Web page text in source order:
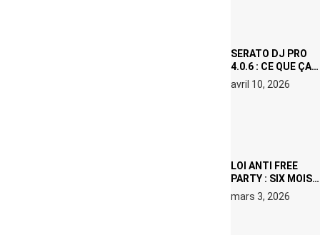
SERATO DJ PRO
4.0.6 : CE QUE ÇA
CHANGE, MÊME SI
VOUS N’ÊTES NI
avril 10, 2026
LOI ANTI FREE
PARTY : SIX MOIS
DE PRISON ET 5
000 € D’AMENDE
mars 3, 2026